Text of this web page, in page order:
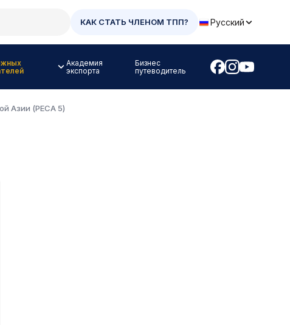
КАК СТАТЬ ЧЛЕНОМ ТПП? Русский
Академия
экспорта
Бизнес
путеводитель
Азии (PECA 5)